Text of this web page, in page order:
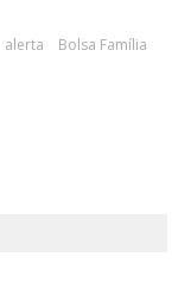
alerta
Bolsa Família